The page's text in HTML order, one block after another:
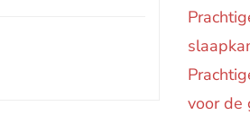
voor de